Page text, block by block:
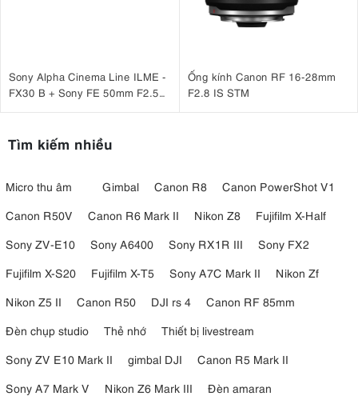
Sony Alpha Cinema Line ILME -
FX30 B + Sony FE 50mm F2.5
Ống kính Canon RF 16-28mm
F2.8 IS STM
Tìm kiếm nhiều
Micro thu âm Gimbal Canon R8
Canon PowerShot V1
Canon R50V
Canon R6 Mark II Nikon Z8
Fujifilm X-Half
Sony ZV-E10
Sony A6400 Sony RX1R III
Sony FX2
Fujifilm X-S20
Fujifilm X-T5 Sony A7C Mark II
Nikon Zf
Nikon Z5 II
Canon R50 DJI rs 4
Canon RF 85mm
Đèn chụp studio
Thẻ nhớ
Thiết bị livestream
Sony ZV E10 Mark II
gimbal DJI
Canon R5 Mark II
Sony A7 Mark V
Nikon Z6 Mark III
Đèn amaran